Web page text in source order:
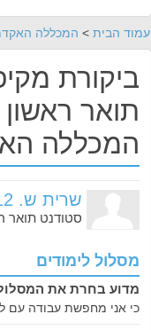
עמוד הבית > המכללה
ביקורת
תואר
המכללה
שרית ש. 14/11/2012
סטודנט תואר
מסלול לימודים
מדוע בחרת את
כי אני מחפשת עבודה עם